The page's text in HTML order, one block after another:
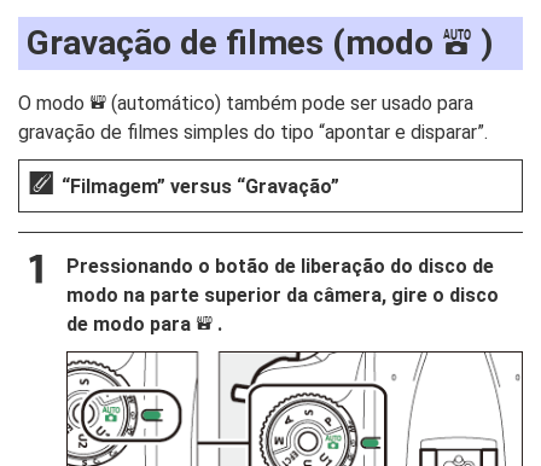
Gravação de filmes (modo b )
O modo b (automático) também pode ser usado para
gravação de filmes simples do tipo “apontar e disparar”.
“Filmagem” versus “Gravação”
Pressionando o botão de liberação do disco de
modo na parte superior da câmera, gire o disco
de modo para b .